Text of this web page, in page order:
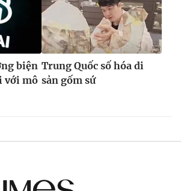
biện
với mô
Trung Quốc số hóa di
sản gốm sứ